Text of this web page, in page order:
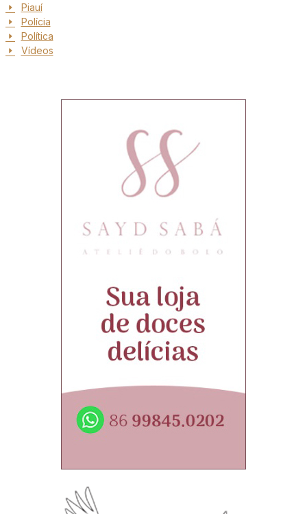
Piauí
Polícia
Política
Vídeos